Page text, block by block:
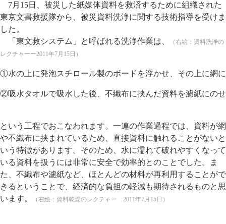
7月15日、被災した紙媒体資料を救済するために組織された
東京文書救援隊から、被災資料洗浄に関する技術指導を受けま
した。
「東文救システム」と呼ばれる洗浄作業は、
（右絵：資料洗浄の
レクチャーー2011年7月15日）
①水の上に発泡スチロール製のボードを浮かせ、その上に網
②吸水タオルで吸水した後、不織布に挟んだ資料を濾紙にの
という工程でおこなわれます。一連の作業過程では、資料が網
や不織布に挟まれているため、直接資料に触れることがないと
いう特徴があります。そのため、水に濡れて破れやすくなって
いる資料を扱うには非常に安全で効率的とのことでした。ま
た、不織布や濾紙など、ほとんどの材料が再利用することがで
きるということで、経済的な負担の軽減も期待されるものと思
います。
（右絵：資料乾燥のレクチャー 2011年7月15日）